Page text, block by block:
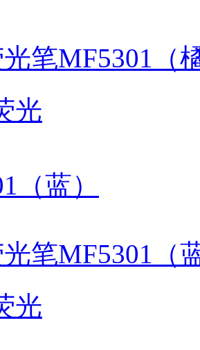
笔MF5301（
笔MF5301（